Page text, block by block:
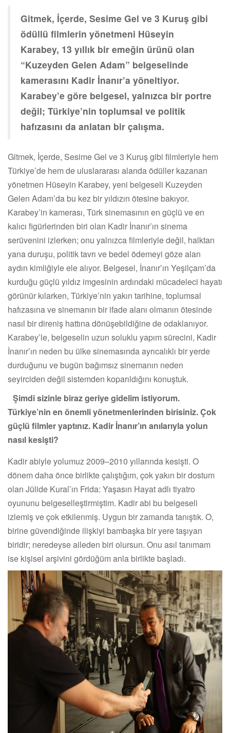
Gitmek, İçerde, Sesime Gel ve 3 Kuruş gibi
ödüllü filmlerin yönetmeni Hüseyin
Karabey, 13 yıllık bir emeğin ürünü olan
“Kuzeyden Gelen Adam” belgeselinde
kamerasını Kadir İnanır’a yöneltiyor.
Karabey’e göre belgesel, yalnızca bir portre
değil; Türkiye’nin toplumsal ve politik
hafızasını da anlatan bir çalışma.
Gitmek, İçerde, Sesime Gel ve 3 Kuruş gibi filmleriyle hem
Türkiye’de hem de uluslararası alanda ödüller kazanan
yönetmen Hüseyin Karabey, yeni belgeseli Kuzeyden
Gelen Adam’da bu kez bir yıldızın ötesine bakıyor.
Karabey’in kamerası, Türk sinemasının en güçlü ve en
kalıcı figürlerinden biri olan Kadir İnanır’ın sinema
serüvenini izlerken; onu yalnızca filmleriyle değil, halktan
yana duruşu, politik tavrı ve bedel ödemeyi göze alan
aydın kimliğiyle ele alıyor. Belgesel, İnanır’ın Yeşilçam’da
kurduğu güçlü yıldız imgesinin ardındaki mücadeleci hayatı
görünür kılarken, Türkiye’nin yakın tarihine, toplumsal
hafızasına ve sinemanın bir ifade alanı olmanın ötesinde
nasıl bir direniş hattına dönüşebildiğine de odaklanıyor.
Karabey’le, belgeselin uzun soluklu yapım sürecini, Kadir
İnanır’ın neden bu ülke sinemasında ayrıcalıklı bir yerde
durduğunu ve bugün bağımsız sinemanın neden
seyirciden değil sistemden koparıldığını konuştuk.
Şimdi sizinle biraz geriye gidelim istiyorum.
Türkiye’nin en önemli yönetmenlerinden birisiniz. Çok
güçlü filmler yaptınız. Kadir İnanır’ın anılarıyla yolun
nasıl kesişti?
Kadir abiyle yolumuz 2009–2010 yıllarında kesişti. O
dönem daha önce birlikte çalıştığım, çok yakın bir dostum
olan Jülide Kural’ın Frida: Yaşasın Hayat adlı tiyatro
oyununu belgeselleştirmiştim. Kadir abi bu belgeseli
izlemiş ve çok etkilenmiş. Uygun bir zamanda tanıştık. O,
birine güvendiğinde ilişkiyi bambaşka bir yere taşıyan
biridir; neredeyse aileden biri olursun. Onu asıl tanımam
ise kişisel arşivini gördüğüm anla birlikte başladı.